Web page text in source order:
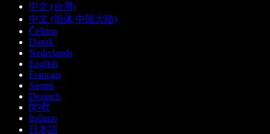
中文 (台灣)
中文 (简体 中国大陆)
Čeština
Dansk
Nederlands
English
Français
Suomi
Deutsch
हिन्दी
Italiano
日本語